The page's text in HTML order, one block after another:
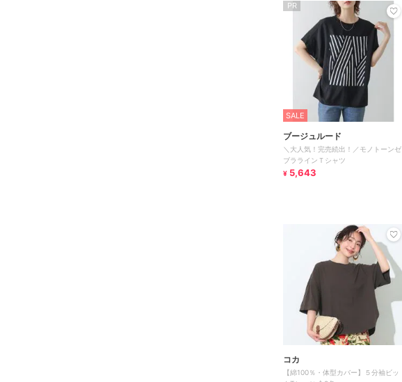
PR
SALE
ブージュルード
＼大人気！完売続出！／モノトーンゼ
ブララインＴシャツ
¥ 5,643
コカ
【綿100％・体型カバー】５分袖ビッ